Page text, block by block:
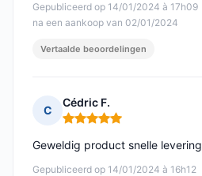
Gepubliceerd op 14/01/2024 à 17h09
na een aankoop van 02/01/2024
Vertaalde beoordelingen
C
Cédric F.
Opmerking: 5 van 5
Gepubliceerd op 14/01/2024 à 16h12
Geweldig product snelle levering